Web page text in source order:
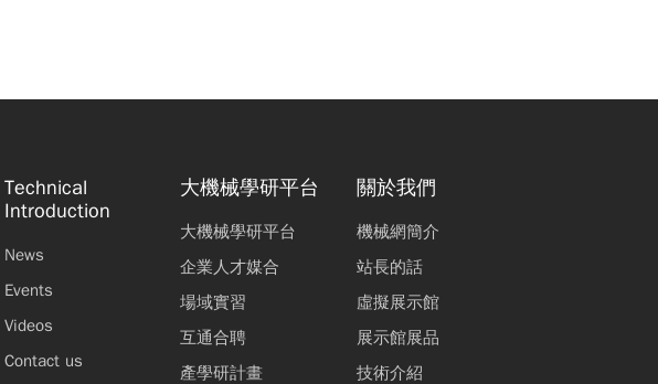
Technical
Introduction
News
Events
Videos
Contact us
大機械學研平台
大機械學研平台
企業人才媒合
場域實習
互通合聘
產學研計畫
關於我們
機械網簡介
站長的話
虛擬展示館
展示館展品
技術介紹